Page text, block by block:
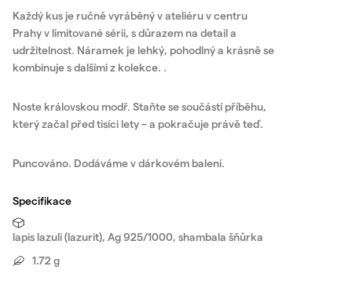
Každý kus je ručně vyráběný v ateliéru v centru
Prahy v limitované sérii, s důrazem na detail a
udržitelnost. Náramek je lehký, pohodlný a krásně se
kombinuje s dalšími z kolekce. .
Noste královskou modř. Staňte se součástí příběhu,
který začal před tisíci lety – a pokračuje právě teď.
Puncováno. Dodáváme v dárkovém balení.
Specifikace
lapis lazuli (lazurit), Ag 925/1000, shambala šňůrka
1.72 g